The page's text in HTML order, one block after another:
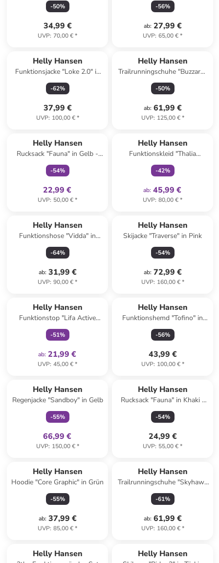
-50%
34,99 €
UVP: 70,00 €*
-56%
ab: 27,99 €
UVP: 65,00 €*
Helly Hansen
Funktionsjacke "Loke 2.0" in
Schwarz
-62%
37,99 €
UVP: 100,00 €*
Helly Hansen
Trailrunningschuhe "Buzzard"
in Lila
-50%
ab: 61,99 €
UVP: 125,00 €*
Helly Hansen
Rucksack "Fauna" in Gelb -
(B)16,5 x (H)32 x (T)13 cm
-54%
22,99 €
UVP: 50,00 €*
Helly Hansen
Funktionskleid "Thalia
Summer" in Dunkelblau
-42%
ab: 45,99 €
UVP: 80,00 €*
Helly Hansen
Funktionshose "Vidda" in
Khaki
-64%
ab: 31,99 €
UVP: 90,00 €*
Helly Hansen
Skijacke "Traverse" in Pink
-54%
ab: 72,99 €
UVP: 160,00 €*
Helly Hansen
Funktionstop "Lifa Active
Solen" in Weiß
-51%
ab: 21,99 €
UVP: 45,00 €*
Helly Hansen
Funktionshemd "Tofino" in
Dunkelblau
-56%
43,99 €
UVP: 100,00 €*
Helly Hansen
Regenjacke "Sandboy" in Gelb
-55%
66,99 €
UVP: 150,00 €*
Helly Hansen
Rucksack "Fauna" in Khaki -
(B)16,5 x (H)32 x (T)13 cm - 6
l
-54%
24,99 €
UVP: 55,00 €*
Helly Hansen
Hoodie "Core Graphic" in Grün
-55%
ab: 37,99 €
UVP: 85,00 €*
Helly Hansen
Trailrunningschuhe "Skyhawk
TR" in Pink
-61%
ab: 61,99 €
UVP: 160,00 €*
Helly Hansen Helly Hansen